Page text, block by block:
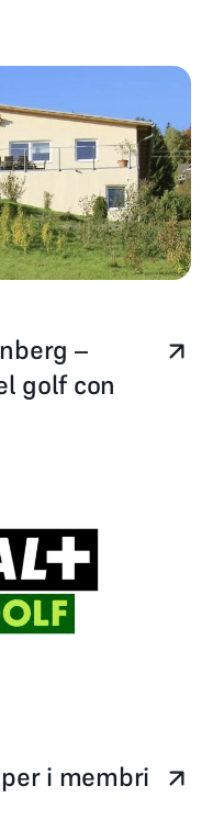
–
golf con
i membri